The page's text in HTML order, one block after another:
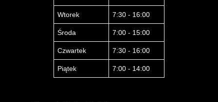
Wtorek 7:30 - 16:00
Środa 7:00 - 15:00
Czwartek 7:30 - 16:00
Piątek 7:00 - 14:00